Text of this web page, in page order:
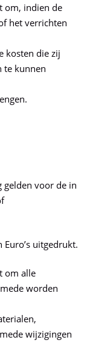
indien de
het verrichten
die zij
te kunnen
voor de in
uitgedrukt.
om alle
worden
wijzigingen